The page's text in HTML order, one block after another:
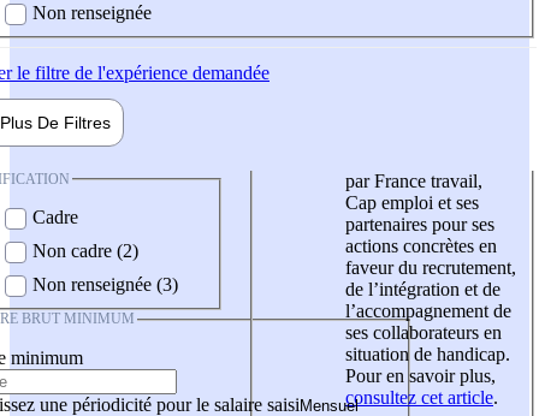
Non renseignée
le filtre de l'expérience demandée
Plus De Filtres
Cadre
Non cadre (2)
Non renseignée (3)
BRUT MINIMUM
minimum
une périodicité pour le salaire saisi
par France travail,
Cap emploi et ses
partenaires pour ses
actions concrètes en
faveur du recrutement,
de l’intégration et de
l’accompagnement de
ses collaborateurs en
situation de handicap.
Pour en savoir plus,
consultez cet article.